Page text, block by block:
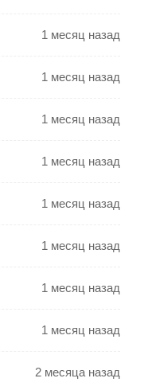
1 месяц назад
1 месяц назад
1 месяц назад
1 месяц назад
1 месяц назад
1 месяц назад
1 месяц назад
1 месяц назад
2 месяца назад